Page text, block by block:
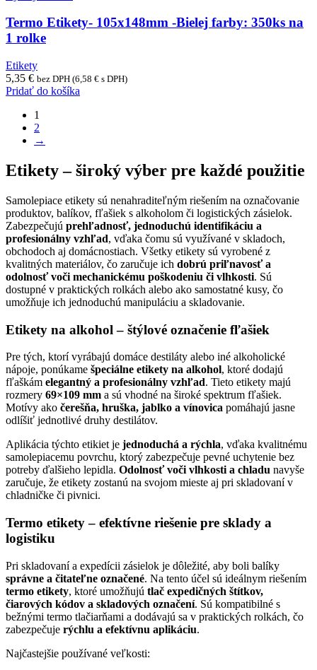
Termo Etikety- 105x148mm -Bielej farby: 350ks na
1 rolke
Etikety
5,35 € bez DPH (6,58 € s DPH)
Pridať do košíka
1
2
→
Etikety – široký výber pre každé použitie
Samolepiace etikety sú nenahraditeľným riešením na označovanie
produktov, balíkov, fľašiek s alkoholom či logistických zásielok.
Zabezpečujú prehľadnosť, jednoduchú identifikáciu a
profesionálny vzhľad, vďaka čomu sú využívané v skladoch,
obchodoch aj domácnostiach. Všetky etikety sú vyrobené z
kvalitných materiálov, čo zaručuje ich dobrú priľnavosť a
odolnosť voči mechanickému poškodeniu či vlhkosti. Sú
dostupné v praktických rolkách alebo ako samostatné kusy, čo
umožňuje ich jednoduchú manipuláciu a skladovanie.
Etikety na alkohol – štýlové označenie fľašiek
Pre tých, ktorí vyrábajú domáce destiláty alebo iné alkoholické
nápoje, ponúkame špeciálne etikety na alkohol, ktoré dodajú
fľaškám elegantný a profesionálny vzhľad. Tieto etikety majú
rozmery 69×109 mm a sú vhodné na široké spektrum fľašiek.
Motívy ako čerešňa, hruška, jablko a vínovica pomáhajú jasne
odlíšiť jednotlivé druhy destilátov.
Aplikácia týchto etikiet je jednoduchá a rýchla, vďaka kvalitnému
samolepiacemu povrchu, ktorý zabezpečuje pevné uchytenie bez
potreby ďalšieho lepidla. Odolnosť voči vlhkosti a chladu navyše
zaručuje, že etikety zostanú na svojom mieste aj pri skladovaní v
chladničke či pivnici.
Termo etikety – efektívne riešenie pre sklady a
logistiku
Pri skladovaní a expedícii zásielok je dôležité, aby boli balíky
správne a čitateľne označené. Na tento účel sú ideálnym riešením
termo etikety, ktoré umožňujú tlač expedičných štítkov,
čiarových kódov a skladových označení. Sú kompatibilné s
bežnými termo tlačiarňami a dodávajú sa v praktických rolkách, čo
zabezpečuje rýchlu a efektívnu aplikáciu.
Najčastejšie používané veľkosti: